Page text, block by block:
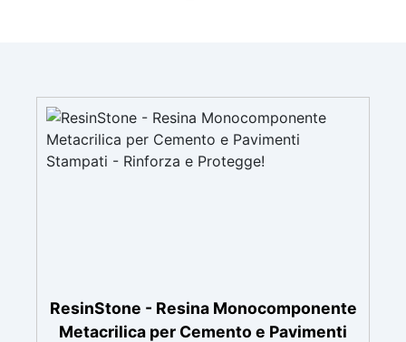
ResinStone - Resina Monocomponente
Metacrilica per Cemento e Pavimenti